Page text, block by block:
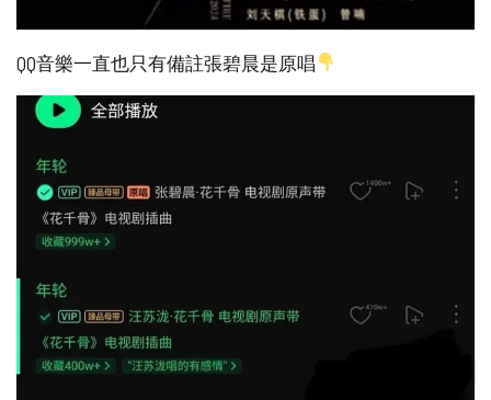
QQ音樂一直也只有備註張碧晨是原唱